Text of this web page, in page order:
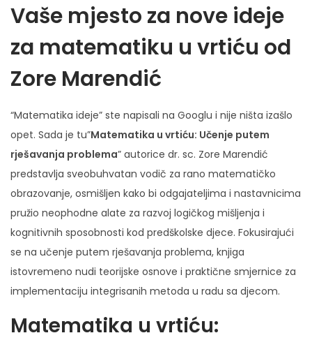
Vaše mjesto za nove ideje
za matematiku u vrtiću od
Zore Marendić
“Matematika ideje” ste napisali na Googlu i nije ništa izašlo
opet. Sada je tu”Matematika u vrtiću: Učenje putem
rješavanja problema” autorice dr. sc. Zore Marendić
predstavlja sveobuhvatan vodič za rano matematičko
obrazovanje, osmišljen kako bi odgajateljima i nastavnicima
pružio neophodne alate za razvoj logičkog mišljenja i
kognitivnih sposobnosti kod predškolske djece. Fokusirajući
se na učenje putem rješavanja problema, knjiga
istovremeno nudi teorijske osnove i praktične smjernice za
implementaciju integrisanih metoda u radu sa djecom.
Matematika u vrtiću: